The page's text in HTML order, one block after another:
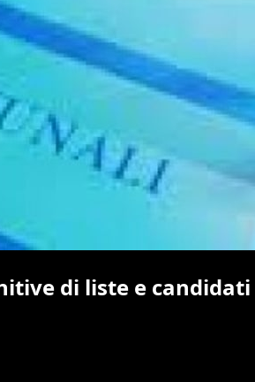
di liste e